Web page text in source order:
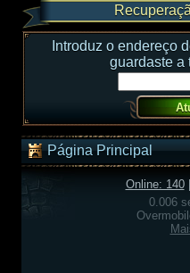
Introduz o endereço
guardaste a
Página Principal
Online: 140|
0.006